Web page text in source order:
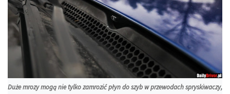
Duże mrozy mogą nie tylko zamrozić płyn do szyb w przewodach spryskiwaczy,